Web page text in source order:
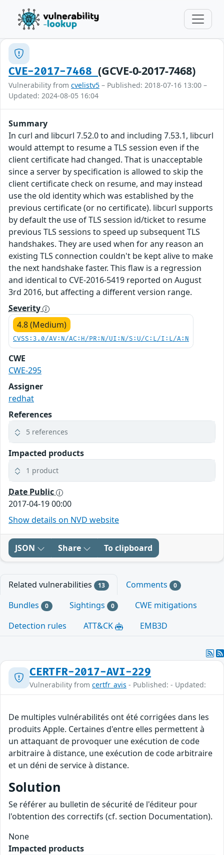
CVE-2017-7468(GCVE-0-2017-7468)
Vulnerability from cvelistv5 – Published: 2018-07-16 13:00 –
Updated: 2024-08-05 16:04
Summary
In curl and libcurl 7.52.0 to and including 7.53.1, libcurl
would attempt to resume a TLS session even if the
client certificate had changed. That is unacceptable
since a server by specification is allowed to skip the
client certificate check on resume, and may instead
use the old identity which was established by the
previous certificate (or no certificate). libcurl supports
by default the use of TLS session id/ticket to resume
previous TLS sessions to speed up subsequent TLS
handshakes. They are used when for any reason an
existing TLS connection couldn't be kept alive to make
the next handshake faster. This flaw is a regression
and identical to CVE-2016-5419 reported on August
3rd 2016, but affecting a different version range.
Severity
4.8 (Medium)
CVSS:3.0/AV:N/AC:H/PR:N/UI:N/S:U/C:L/I:L/A:N
CWE
CWE-295
Assigner
redhat
References
5 references
Impacted products
1 product
Date Public
2017-04-19 00:00
Show details on NVD website
JSON Share To clipboard
Related vulnerabilities 13 Comments 0
Bundles 0 Sightings 0
CWE mitigations
Detection rules
ATT&CK EMB3D
CERTFR-2017-AVI-229
Vulnerability from certfr_avis - Published: - Updated:
De multiples vulnérabilités ont été corrigées dans les
produits Apple. Certaines d'entre elles permettent à
un attaquant de provoquer une exécution de code
arbitraire à distance, une exécution de code arbitraire
et un déni de service à distance.
Solution
Se référer au bulletin de sécurité de l'éditeur pour
l'obtention des correctifs (cf. section Documentation).
None
Impacted products